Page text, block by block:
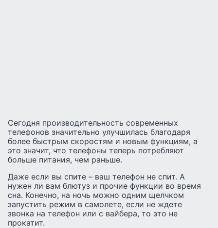
Сегодня производительность современных
телефонов значительно улучшилась благодаря
более быстрым скоростям и новым функциям, а
это значит, что телефоны теперь потребляют
больше питания, чем раньше.
Даже если вы спите – ваш телефон не спит. А
нужен ли вам блютуз и прочие функции во время
сна. Конечно, на ночь можно одним щелчком
запустить режим в самолете, если не ждете
звонка на телефон или с вайбера, то это не
прокатит.